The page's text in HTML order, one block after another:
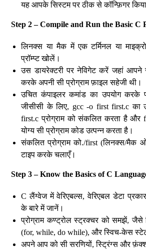
यह आपके सिस्टम पर ठीक से कॉन्फ़िगर
Step 2 – Compile and Run the Basic C
लिनक्स या मैक में एक टर्मिनल या
प्रॉम्प्ट खोलें।
उस डायरेक्टरी पर नेविगेट करें जहां आपने
करके अपनी सी प्रोग्राम फ़ाइल सहेजी थी।
उचित कंपाइलर कमांड का उपयोग करके
जीसीसी के लिए, gcc -o first first.c का
first.c प्रोग्राम को संकलित करता है और
योग्य सी प्रोग्राम कोड उत्पन्न करता है।
संकलित प्रोग्राम को./first (लिनक्स/मैक
टाइप करके चलाएँ।
Step 3 – Know the Basics of C
C लैंग्वेज में वेरिएबल्स, वेरिएबल डेटा
के बारे में जानें।
प्रोग्राम कण्ट्रोल स्ट्रक्चर को समझें,
(for, while, do while), और स्विच-केस
अपने आप को सी सरणियों, स्ट्रिंग्स और